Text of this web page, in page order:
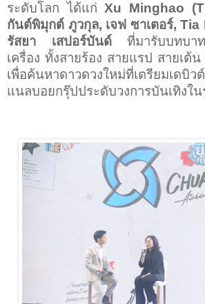
ระดับโลก ได้แก่Xu Minghao
กันต์พิมุกต์ ภูวกุล, เจฟ ซาเตอร์, Tia
รัสยา เสปอร์บันด์ ที่มารับบทบา
เครื่อง ทั้งสายร้อง สายแรป สายเต้
เพื่อค้นหาดาวดวงใหม่ที่เตรียมเดบิว
แนลบอยกรุ๊ปประดับวงการบันเทิงใน